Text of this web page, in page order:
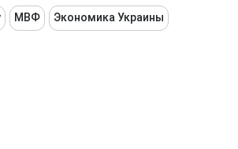
МВФ Экономика Украины